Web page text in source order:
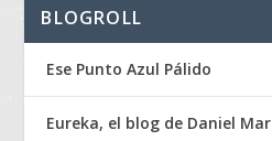
BLOGROLL
Ese Punto Azul Pálido
Eureka, el blog de Daniel